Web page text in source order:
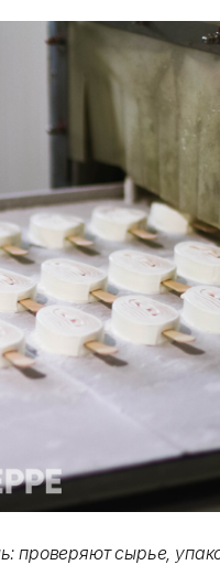
проверяют сырье,